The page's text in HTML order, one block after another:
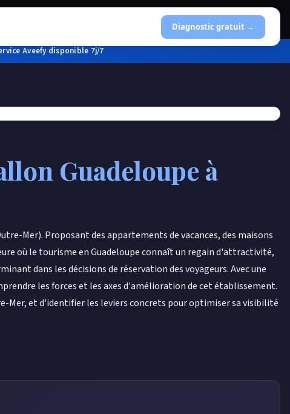
Diagnostic gratuit →
Aveefy disponible 7j/7
Guadeloupe à
Mer). Proposant des appartements de vacances, des maisons
où le tourisme en Guadeloupe connaît un regain d'attractivité,
dans les décisions de réservation des voyageurs. Avec une
les forces et les axes d'amélioration de cet établissement.
Mer, et d'identifier les leviers concrets pour optimiser sa visibilité